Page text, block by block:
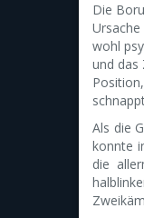
Die
wohl
und das
Als die
konnte
die